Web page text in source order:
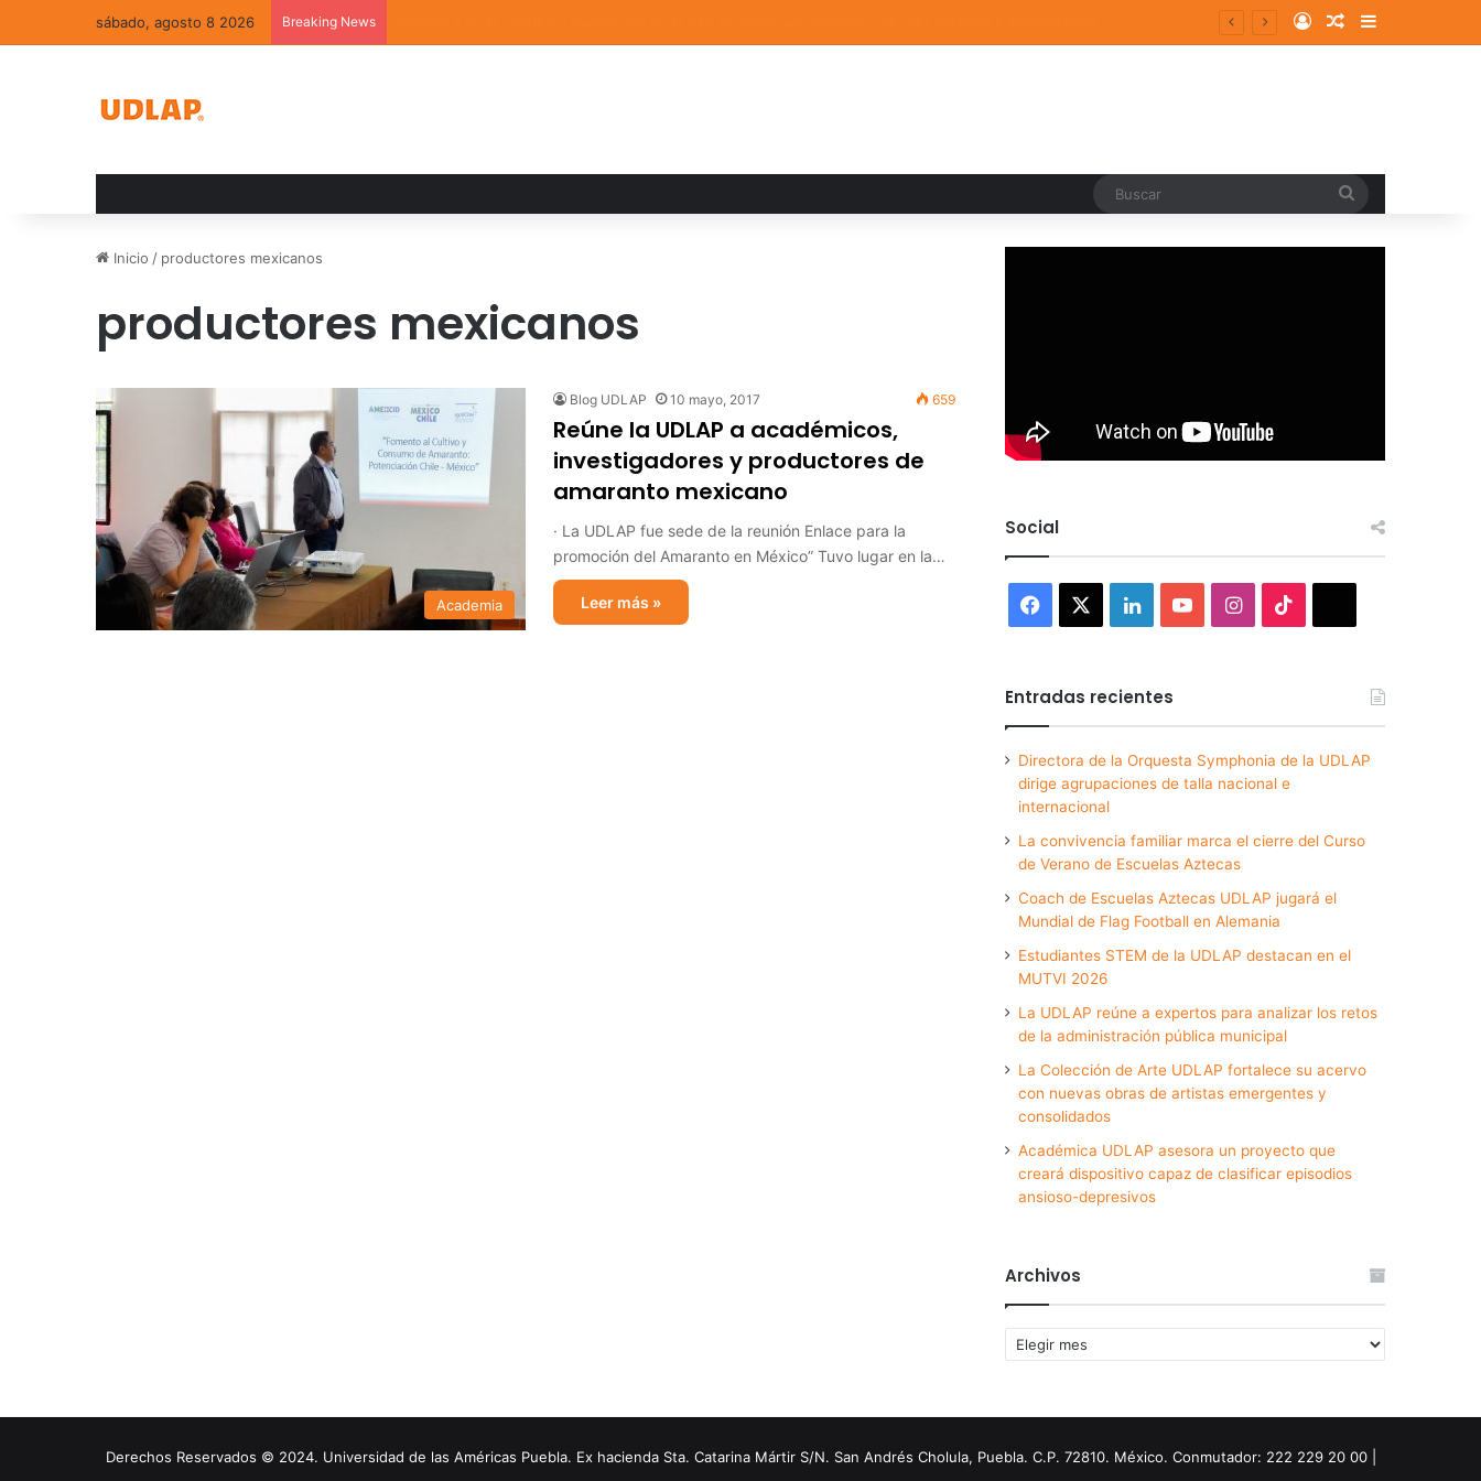
sábado, agosto 8 2026 Breaking News Log InRandom Article
Sidebar
Inicio / productores mexicanos
productores mexicanos
Academia
Blog UDLAP 10 mayo, 2017 659
Reúne la UDLAP a académicos,
investigadores y productores de
amaranto mexicano
· La UDLAP fue sede de la reunión Enlace para la
promoción del Amaranto en México” Tuvo lugar en la…
Leer más »
Social
Facebook LinkedInYouTubeInstagram
Entradas recientes
Directora de la Orquesta Symphonia de la UDLAP
dirige agrupaciones de talla nacional e
internacional
La convivencia familiar marca el cierre del Curso
de Verano de Escuelas Aztecas
Coach de Escuelas Aztecas UDLAP jugará el
Mundial de Flag Football en Alemania
Estudiantes STEM de la UDLAP destacan en el
MUTVI 2026
La UDLAP reúne a expertos para analizar los retos
de la administración pública municipal
La Colección de Arte UDLAP fortalece su acervo
con nuevas obras de artistas emergentes y
consolidados
Académica UDLAP asesora un proyecto que
creará dispositivo capaz de clasificar episodios
ansioso-depresivos
Archivos
Archivos
Derechos Reservados © 2024. Universidad de las Américas Puebla. Ex hacienda Sta. Catarina Mártir S/N. San Andrés Cholula, Puebla. C.P. 72810. México. Conmutador: 222 229 20 00 |